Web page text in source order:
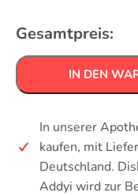
Gesamtpreis:
IN DEN
In unserer
kaufen, mit
Deutschland.
Addyi wird zur